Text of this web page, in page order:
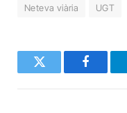
Neteva viària
UGT
Twitter